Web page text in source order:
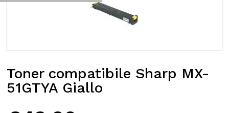
Toner compatibile Sharp MX-
51GTYA Giallo